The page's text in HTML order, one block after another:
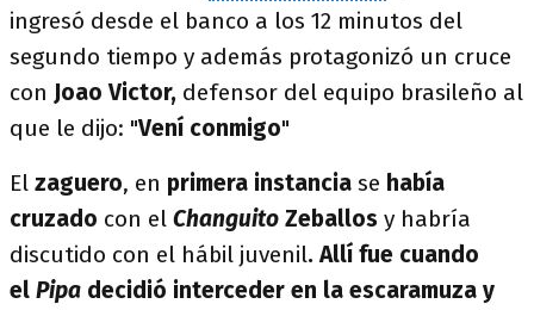
ingresó desde el banco a los 12 minutos del
segundo tiempo y además protagonizó un cruce
con Joao Victor, defensor del equipo brasileño al
que le dijo: "Vení conmigo"
El zaguero, en primera instancia se había
cruzado con el Changuito Zeballos y habría
discutido con el hábil juvenil. Allí fue cuando
el Pipa decidió interceder en la escaramuza y